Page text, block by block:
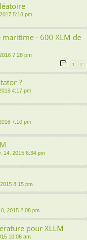
5:18 pm
maritime - 600 XLM de
7:28 pm
1 2
?
4:17 pm
7:10 pm
14, 2015 6:34 pm
8:15 pm
2015 2:08 pm
pour XLLM
10:06 am